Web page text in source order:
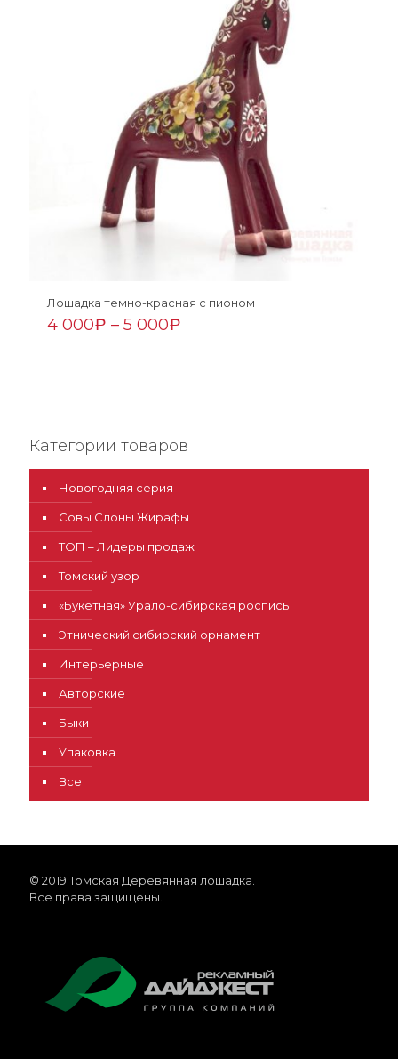
Лошадка темно-красная с пионом
4 000Р – 5 000Р
Категории товаров
Новогодняя серия
Совы Слоны Жирафы
ТОП – Лидеры продаж
Томский узор
«Букетная» Урало-сибирская роспись
Этнический сибирский орнамент
Интерьерные
Авторские
Быки
Упаковка
Все
© 2019 Томская Деревянная лошадка.
Все права защищены.